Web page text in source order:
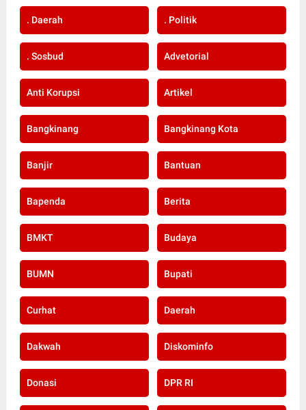
. Daerah . Politik
. Sosbud Advetorial
Anti Korupsi Artikel
Bangkinang Bangkinang Kota
Banjir Bantuan
Bapenda Berita
BMKT Budaya
BUMN Bupati
Curhat Daerah
Dakwah Diskominfo
Donasi DPR RI